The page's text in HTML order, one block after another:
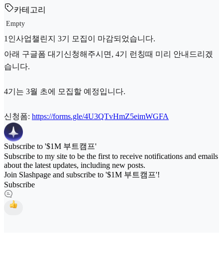
카테고리
Empty
1인사업챌린지 3기 모집이 마감되었습니다.
아래 구글폼 대기신청해주시면, 4기 런칭때 미리 안내드리겠
습니다.
4기는 3월 초에 모집할 예정입니다.
신청폼: https://forms.gle/4U3QTvHmZ5eimWGFA
Subscribe to '$1M 부트캠프'
Subscribe to my site to be the first to receive notifications and emails
about the latest updates, including new posts.
Join Slashpage and subscribe to '$1M 부트캠프'!
Subscribe